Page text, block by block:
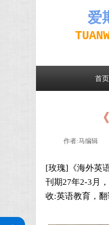
爱
TUAN
首页
作者:马编辑
[玫瑰] 《海外英
刊期27年2-3月
收:英语教育，
关注公众号